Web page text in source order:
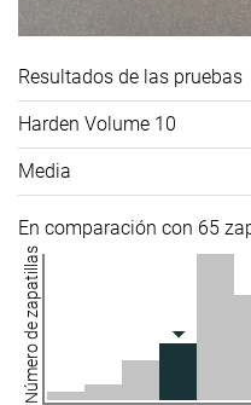
Resultados de las pruebas
Harden Volume 10
Media
En comparación con 65
Número de zapatillas